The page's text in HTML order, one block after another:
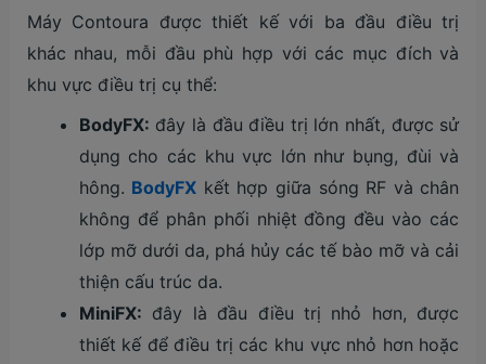
Máy Contoura được thiết kế với ba đầu điều trị
khác nhau, mỗi đầu phù hợp với các mục đích và
khu vực điều trị cụ thể:
BodyFX: đây là đầu điều trị lớn nhất, được sử
dụng cho các khu vực lớn như bụng, đùi và
hông. BodyFX kết hợp giữa sóng RF và chân
không để phân phối nhiệt đồng đều vào các
lớp mỡ dưới da, phá hủy các tế bào mỡ và cải
thiện cấu trúc da.
MiniFX: đây là đầu điều trị nhỏ hơn, được
thiết kế để điều trị các khu vực nhỏ hơn hoặc